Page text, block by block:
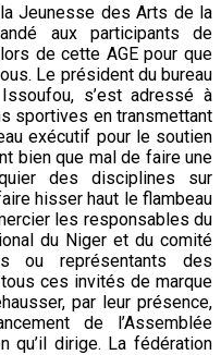
Jeunesse des Arts de la
aux participants de
de cette AGE pour que
Le président du bureau
s’est adressé à
sportives en transmettant
exécutif pour le soutien
bien que mal de faire une
des disciplines sur
hisser haut le flambeau
les responsables du
du Niger et du comité
ou représentants des
ces invités de marque
par leur présence,
de l’Assemblée
qu’il dirige. La fédération